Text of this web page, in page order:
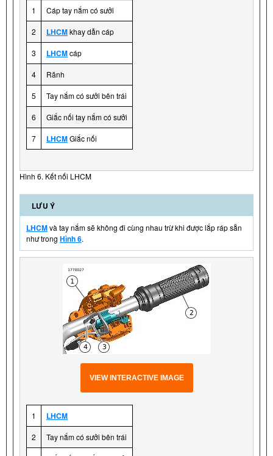
1 Cáp tay nắm có sưởi
2 LHCMkhay dẫn cáp
3 LHCMcáp
4 Rãnh
5 Tay nắm có sưởi bên trái
6 Giắc nối tay nắm có sưởi
7 LHCMGiắc nối
Hình 6. Kết nối LHCM
LƯU Ý
LHCMvà tay nắm sẽ không đi cùng nhau trừ khi được lắp ráp sẵn
như trong Hình 6.
VIEW INTERACTIVE IMAGE
1 LHCM
2 Tay nắm có sưởi bên trái